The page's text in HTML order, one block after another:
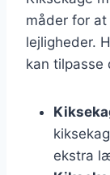
måder for
lejligheder.
kan tilpasse
ekstra